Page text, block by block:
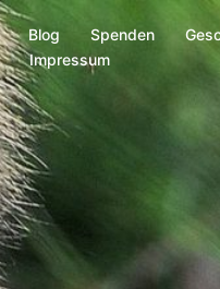
Blog Spenden
Impressum